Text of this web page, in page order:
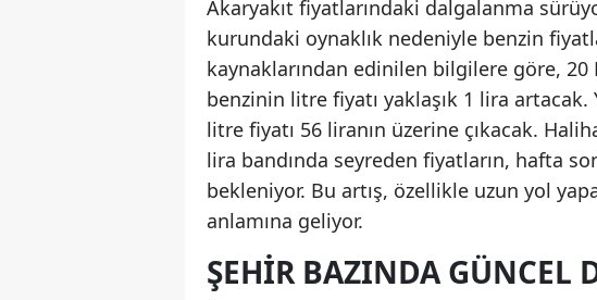
Akaryakıt fiyatlarındaki dalgalanma
kurundaki oynaklık nedeniyle benzin
kaynaklarından edinilen bilgilere göre,
benzinin litre fiyatı yaklaşık 1 lira artacak.
litre fiyatı 56 liranın üzerine çıkacak.
lira bandında seyreden fiyatların, hafta
bekleniyor. Bu artış, özellikle uzun yol
anlamına geliyor.
ŞEHIR BAZINDA GÜNCEL